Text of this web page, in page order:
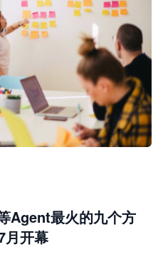
Agent最火的九个方
月开幕